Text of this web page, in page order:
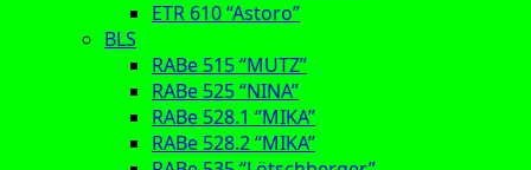
ETR 610 “Astoro”
BLS
RABe 515 “MUTZ”
RABe 525 “NINA”
RABe 528.1 “MIKA”
RABe 528.2 “MIKA”